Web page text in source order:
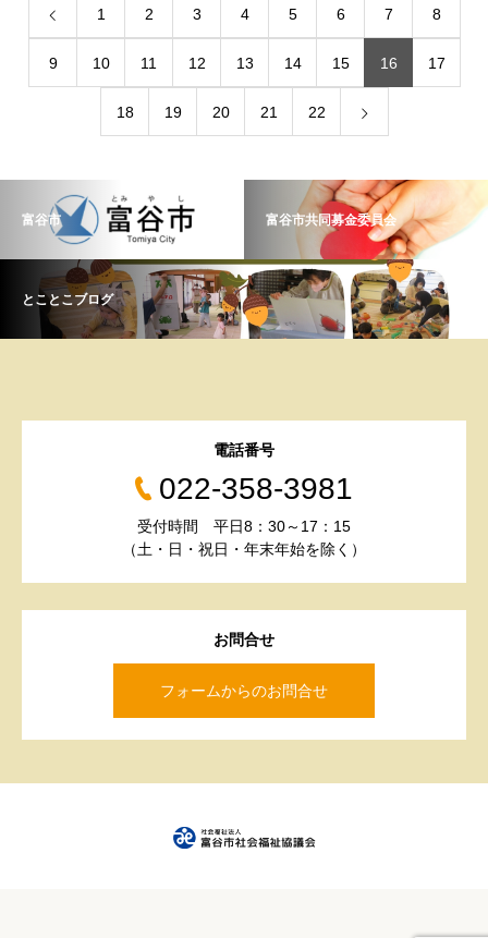
1 2 3 4 5 6 7 8
9 10 11 12 13 14 15 16 17
18 19 20 21 22
富谷市 富谷市共同募金委員会
とことこブログ
お問合せ
フォームからのお問合せ
電話番号
022-358-3981
受付時間 平日8：30～17：15
（土・日・祝日・年末年始を除く）